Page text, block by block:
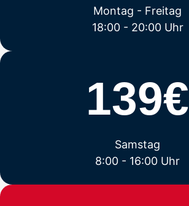
Montag - Freitag
18:00 - 20:00 Uhr
139€
Samstag
8:00 - 16:00 Uhr